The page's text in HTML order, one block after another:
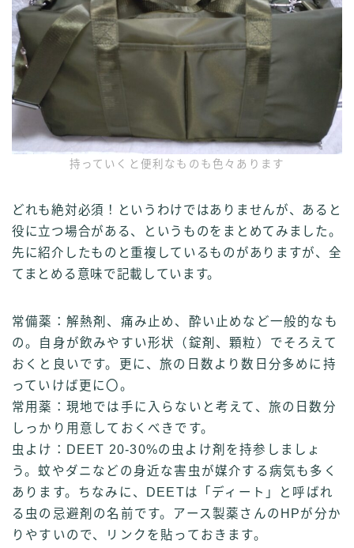
持っていくと便利なものも色々あります
どれも絶対必須！というわけではありませんが、あると
役に立つ場合がある、というものをまとめてみました。
先に紹介したものと重複しているものがありますが、全
てまとめる意味で記載しています。
常備薬：解熱剤、痛み止め、酔い止めなど一般的なも
の。自身が飲みやすい形状（錠剤、顆粒）でそろえて
おくと良いです。更に、旅の日数より数日分多めに持
っていけば更に〇。
常用薬：現地では手に入らないと考えて、旅の日数分
しっかり用意しておくべきです。
虫よけ：DEET 20-30%の虫よけ剤を持参しましょ
う。蚊やダニなどの身近な害虫が媒介する病気も多く
あります。ちなみに、DEETは「ディート」と呼ばれ
る虫の忌避剤の名前です。アース製薬さんのHPが分か
りやすいので、リンクを貼っておきます。